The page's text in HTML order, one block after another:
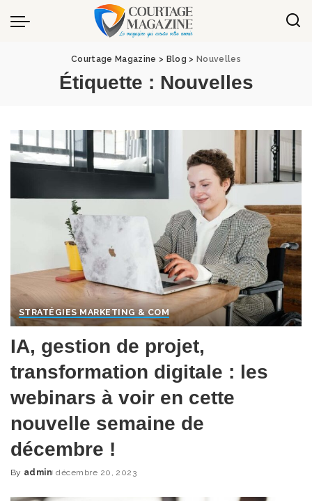
Panneau de gestion des cookies
Courtage Magazine > Blog > Nouvelles
Étiquette : Nouvelles
STRATÉGIES MARKETING & COM
IA, gestion de projet,
transformation digitale : les
webinars à voir en cette
nouvelle semaine de
décembre !
Posted
By admin décembre 20, 2023